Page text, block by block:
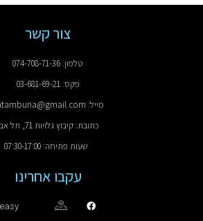
צור קשר
טלפון: 074-708-71-36
פקס: 03-681-69-21
מייל: hatamburia@gmail.com
כתובת: קיבוץ גלויות 71, תל אביב
שעות פתיחה: 07:30-17:00
עקבו אחרינו
easy